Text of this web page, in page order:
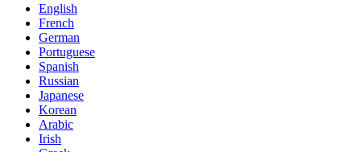
English
French
German
Portuguese
Spanish
Russian
Japanese
Korean
Arabic
Irish